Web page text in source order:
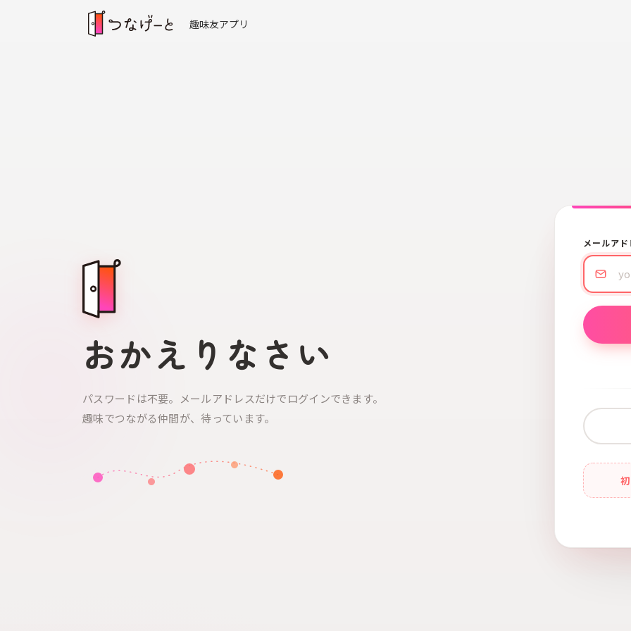
趣味友アプリ
おかえりなさい
パスワードは不要。メールアドレスだけでログインできます。
趣味でつながる仲間が、待っています。
メールア